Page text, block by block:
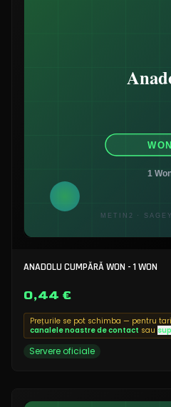
ANADOLU CUMPĂRĂ WON - 1 WON
0,44 €
Prețurile se pot schimba — pentru
canalele noastre de contact sau
Servere oficiale